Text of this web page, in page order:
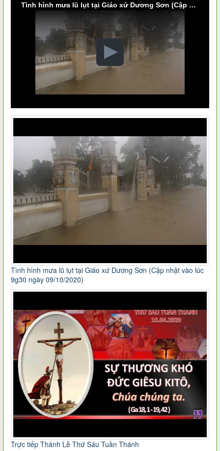
Tình hình mưa lũ lụt tại Giáo xứ Dương Sơn (Cập nhật vào lúc 9g30 ngày 09/10/2020)
Tình hình mưa lũ lụt tại Giáo xứ Dương Sơn (Cập nhật vào lúc
9g30 ngày 09/10/2020)
Trực tiếp Thánh Lễ Thứ Sáu Tuần Thánh